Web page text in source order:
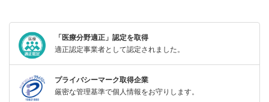
「医療分野適正」認定を取得
適正認定事業者として認定されました。
プライバシーマーク取得企業
厳密な管理基準で個人情報をお守りします。